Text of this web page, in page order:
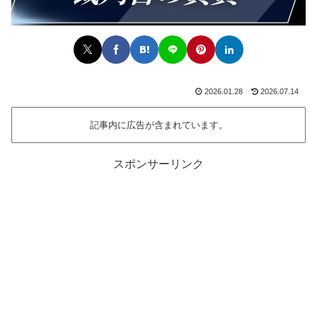
2026.01.28 2026.07.14
記事内に広告が含まれています。
スポンサーリンク